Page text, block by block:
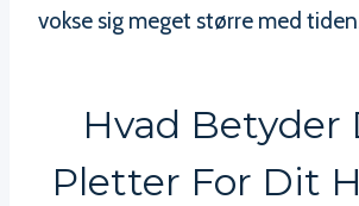
vokse sig meget større med
Hvad Betyder
Pletter For Dit